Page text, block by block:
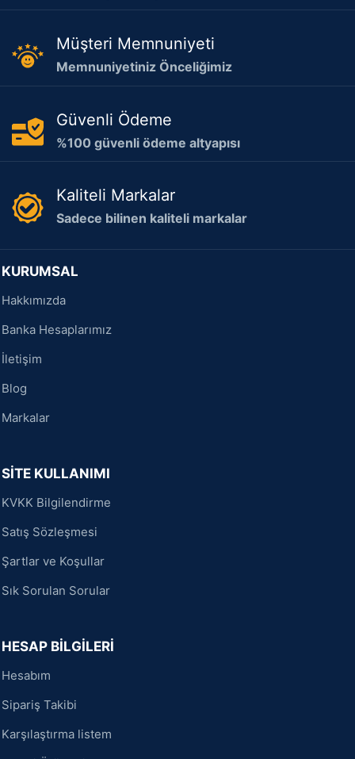
Müşteri Memnuniyeti
Memnuniyetiniz Önceliğimiz
Güvenli Ödeme
%100 güvenli ödeme altyapısı
Kaliteli Markalar
Sadece bilinen kaliteli markalar
KURUMSAL
Hakkımızda
Banka Hesaplarımız
İletişim
Blog
Markalar
SİTE KULLANIMI
KVKK Bilgilendirme
Satış Sözleşmesi
Şartlar ve Koşullar
Sık Sorulan Sorular
HESAP BİLGİLERİ
Hesabım
Sipariş Takibi
Karşılaştırma listem